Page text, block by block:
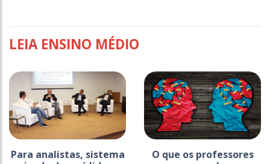
LEIA ENSINO MÉDIO
Para analistas, sistema
O que os professores